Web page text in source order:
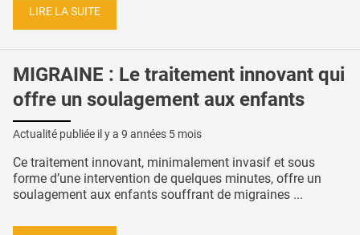
LIRE LA SUITE
MIGRAINE : Le traitement innovant qui
offre un soulagement aux enfants
Actualité publiée il y a 9 années 5 mois
Ce traitement innovant, minimalement invasif et sous
forme d’une intervention de quelques minutes, offre un
soulagement aux enfants souffrant de migraines ...